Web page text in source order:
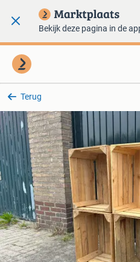
Bekijk deze pagina in de
Terug